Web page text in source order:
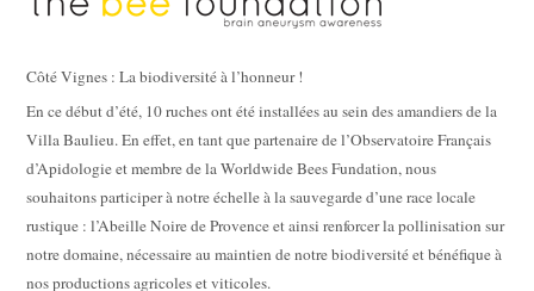
Côté Vignes : La biodiversité à l’honneur !
En ce début d’été, 10 ruches ont été installées au sein des amandiers de la
Villa Baulieu. En effet, en tant que partenaire de l’Observatoire Français
d’Apidologie et membre de la Worldwide Bees Fundation, nous
souhaitons participer à notre échelle à la sauvegarde d’une race locale
rustique : l’Abeille Noire de Provence et ainsi renforcer la pollinisation sur
notre domaine, nécessaire au maintien de notre biodiversité et bénéfique à
nos productions agricoles et viticoles.